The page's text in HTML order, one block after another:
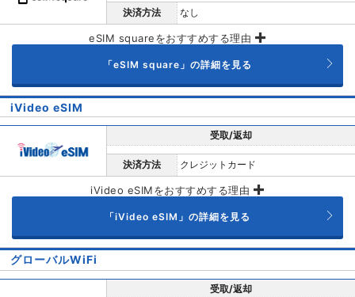
決済方法 なし
eSIM squareをおすすめする理由
「eSIM square」の詳細を見る
iVideo eSIM
受取/返却
決済方法 クレジットカード
iVideo eSIMをおすすめする理由
「iVideo eSIM」の詳細を見る
グローバルWiFi
受取/返却